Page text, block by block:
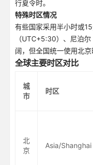
行夏令时。
特殊时区情况
有些国家采用半小时或
（UTC+5:30）、尼泊
阔，但全国统一使用北京
全球主要时区对比
城
市
时区
北
京
Asia/Shanghai